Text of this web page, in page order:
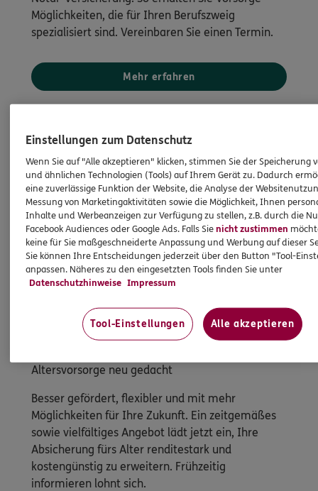
Möglichkeiten, die für Ihren Berufszweig
spezialisiert sind. Vereinbaren Sie einen Termin.
Mehr erfahren
Altersvorsorge neu gedacht
Besser gefördert, flexibler und mit mehr
Möglichkeiten für Ihre Zukunft. Ein zeitgemäßes
sowie vielfältiges Angebot lädt jetzt ein, Ihre
Absicherung fürs Alter renditestark und
kostengünstig zu erweitern. Frühzeitig
informieren lohnt sich.
Einstellungen zum Datenschutz
Wenn Sie auf "Alle akzeptieren" klicken, stimmen Sie der Speicherung
und ähnlichen Technologien (Tools) auf Ihrem Gerät zu. Dadurch
eine zuverlässige Funktion der Website, die Analyse der
Messung von Marketingaktivitäten sowie die Möglichkeit, Ihnen
Inhalte und Werbeanzeigen zur Verfügung zu stellen, z.B. durch die
Facebook Audiences oder Google Ads. Falls Sienicht zustimmen
keine für Sie maßgeschneiderte Anpassung und Werbung auf dieser
Sie können Ihre Entscheidungen jederzeit über den Button "Tool-
anpassen. Näheres zu den eingesetzten Tools finden Sie unter
Datenschutzhinweise Impressum
Tool-Einstellungen Alle akzeptieren